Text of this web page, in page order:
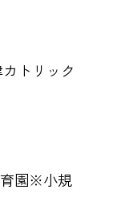
トリック
園※小規